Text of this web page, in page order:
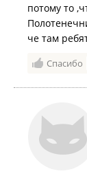
потому то
че там
Спасибо